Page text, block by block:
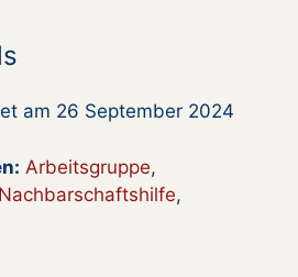
am 26 September 2024
Arbeitsgruppe,
Nachbarschaftshilfe,